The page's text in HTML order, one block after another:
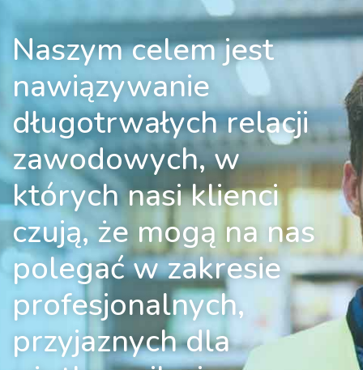
Naszym celem jest
nawiązywanie
długotrwałych relacji
zawodowych, w
których nasi klienci
czują, że mogą na nas
polegać w zakresie
profesjonalnych,
przyjaznych dla